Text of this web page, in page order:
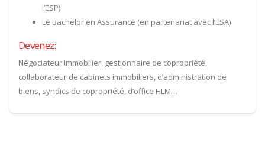
l’ESP)
Le Bachelor en Assurance (en partenariat avec l’ESA)
Devenez:
Négociateur immobilier, gestionnaire de copropriété,
collaborateur de cabinets immobiliers, d’administration de
biens, syndics de copropriété, d’office HLM…